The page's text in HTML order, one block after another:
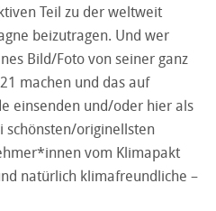
Teil zu der weltweit
beizutragen. Und wer
Bild/Foto von seiner ganz
machen und das auf
einsenden und/oder hier als
schönsten/originellsten
vom Klimapakt
natürlich klimafreundliche –